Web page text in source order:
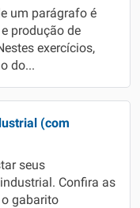
um parágrafo é
produção de
exercícios,
do...
(com
seus
Confira as
gabarito